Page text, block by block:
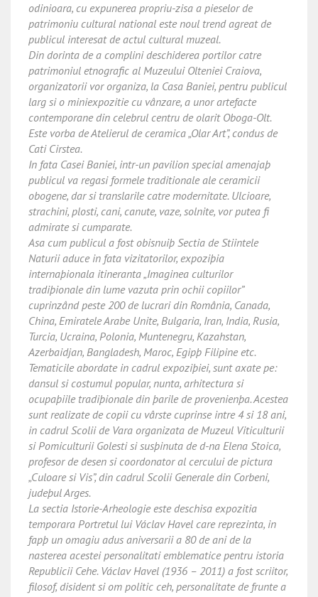
odinioara, cu expunerea propriu-zisa a pieselor de
patrimoniu cultural national este noul trend agreat de
publicul interesat de actul cultural muzeal.
Din dorinta de a complini deschiderea portilor catre
patrimoniul etnografic al Muzeului Olteniei Craiova,
organizatorii vor organiza, la Casa Baniei, pentru publicul
larg si o miniexpozitie cu vânzare, a unor artefacte
contemporane din celebrul centru de olarit Oboga-Olt.
Este vorba de Atelierul de ceramica „Olar Art”, condus de
Cati Cirstea.
In fata Casei Baniei, intr-un pavilion special amenajaþ
publicul va regasi formele traditionale ale ceramicii
obogene, dar si translarile catre modernitate. Ulcioare,
strachini, plosti, cani, canute, vaze, solnite, vor putea fi
admirate si cumparate.
Asa cum publicul a fost obisnuiþ Sectia de Stiintele
Naturii aduce in fata vizitatorilor, expoziþia
internaþionala itineranta „Imaginea culturilor
tradiþionale din lume vazuta prin ochii copiilor”
cuprinzând peste 200 de lucrari din România, Canada,
China, Emiratele Arabe Unite, Bulgaria, Iran, India, Rusia,
Turcia, Ucraina, Polonia, Muntenegru, Kazahstan,
Azerbaidjan, Bangladesh, Maroc, Egipþ Filipine etc.
Tematicile abordate in cadrul expoziþiei, sunt axate pe:
dansul si costumul popular, nunta, arhitectura si
ocupaþiile tradiþionale din þarile de provenienþa. Acestea
sunt realizate de copii cu vârste cuprinse intre 4 si 18 ani,
in cadrul Scolii de Vara organizata de Muzeul Viticulturii
si Pomiculturii Golesti si susþinuta de d-na Elena Stoica,
profesor de desen si coordonator al cercului de pictura
„Culoare si Vis”, din cadrul Scolii Generale din Corbeni,
judeþul Arges.
La sectia Istorie-Arheologie este deschisa expozitia
temporara Portretul lui Václav Havel care reprezinta, in
fapþ un omagiu adus aniversarii a 80 de ani de la
nasterea acestei personalitati emblematice pentru istoria
Republicii Cehe. Václav Havel (1936 – 2011) a fost scriitor,
filosof, disident si om politic ceh, personalitate de frunte a